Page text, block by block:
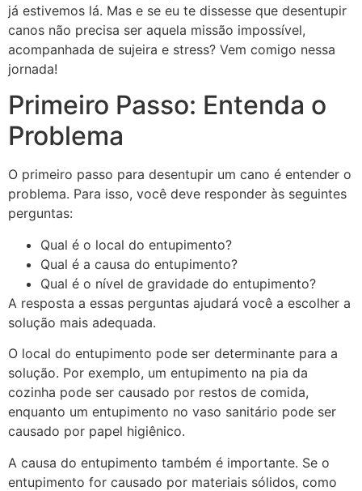
já estivemos lá. Mas e se eu te dissesse que desentupir
canos não precisa ser aquela missão impossível,
acompanhada de sujeira e stress? Vem comigo nessa
jornada!
Primeiro Passo: Entenda o
Problema
O primeiro passo para desentupir um cano é entender o
problema. Para isso, você deve responder às seguintes
perguntas:
Qual é o local do entupimento?
Qual é a causa do entupimento?
Qual é o nível de gravidade do entupimento?
A resposta a essas perguntas ajudará você a escolher a
solução mais adequada.
O local do entupimento pode ser determinante para a
solução. Por exemplo, um entupimento na pia da
cozinha pode ser causado por restos de comida,
enquanto um entupimento no vaso sanitário pode ser
causado por papel higiênico.
A causa do entupimento também é importante. Se o
entupimento for causado por materiais sólidos, como